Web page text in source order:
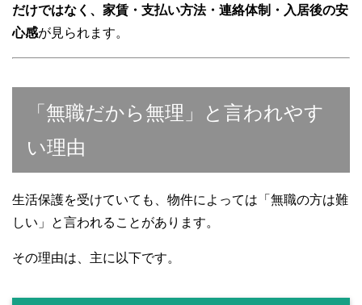
だけではなく、家賃・支払い方法・連絡体制・入居後の安
心感が見られます。
「無職だから無理」と言われやす
い理由
生活保護を受けていても、物件によっては「無職の方は難
しい」と言われることがあります。
その理由は、主に以下です。